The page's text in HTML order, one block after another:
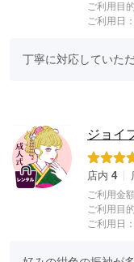
ご利用目
ご利用日
丁寧に対応していた
ジョイ
店内 4
ご利用金
ご利用目
ご利用日